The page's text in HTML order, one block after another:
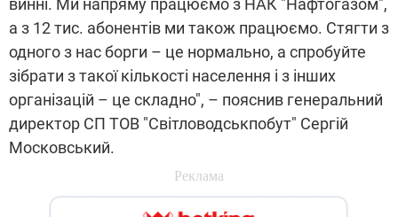
винні. Ми напряму працюємо з НАК "Нафтогазом",
а з 12 тис. абонентів ми також працюємо. Стягти з
одного з нас борги – це нормально, а спробуйте
зібрати з такої кількості населення і з інших
організацій – це складно", – пояснив генеральний
директор СП ТОВ "Світловодськпобут" Сергій
Московський.